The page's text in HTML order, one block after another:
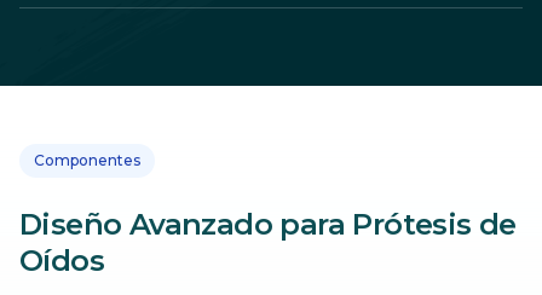
Componentes
Diseño Avanzado para Prótesis de
Oídos